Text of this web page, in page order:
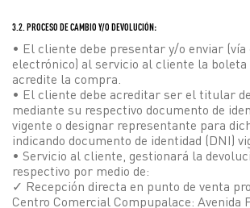
3.2. PROCESO DE CAMBIO Y/O DEVOLUCIÓN:
• El cliente debe presentar y/o enviar (vía
electrónico) al servicio al cliente la boleta
acredite la compra.
• El cliente debe acreditar ser el titular
mediante su respectivo documento de
vigente o designar representante para
indicando documento de identidad (DNI)
• Servicio al cliente, gestionará la
respectivo por medio de:
✓ Recepción directa en punto de venta
Centro Comercial Compupalace: Avenida